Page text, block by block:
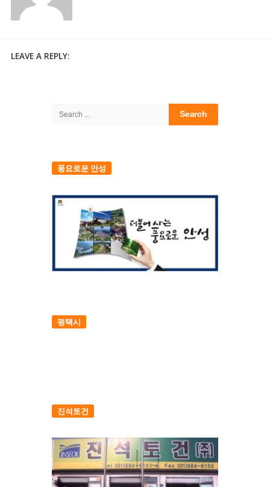
LEAVE A REPLY:
Search
풍요로운 안성
평택시
진석토건